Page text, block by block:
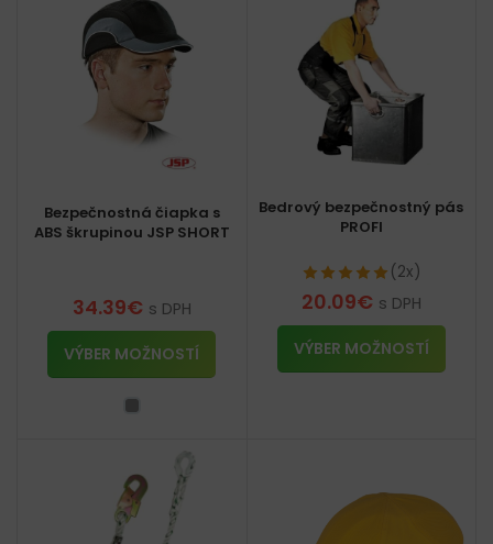
Bezpečnostná čiapka s
ABS škrupinou JSP SHORT
34.39€ s DPH
VÝBER MOŽNOSTÍ
Bedrový bezpečnostný pás
PROFI
(2x)
20.09€ s DPH
VÝBER MOŽNOSTÍ